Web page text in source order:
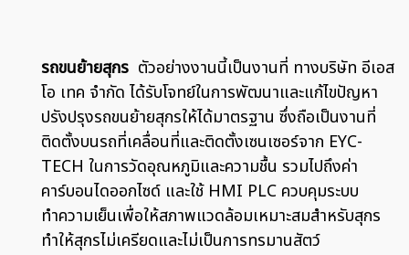
รถขนย้ายสุกร ตัวอย่างงานนี้เป็นงานที่ ทางบริษัท อีเอส
โอ เทค จำกัด ได้รับโจทย์ในการพัฒนาและแก้ไขปัญหา
ปรังปรุงรถขนย้ายสุกรให้ได้มาตรฐาน ซึ่งถือเป็นงานที่
ติดตั้งบนรถที่เคลื่อนที่และติดตั้งเซนเซอร์จาก EYC-
TECH ในการวัดอุณหภูมิและความชื้น รวมไปถึงค่า
คาร์บอนไดออกไซด์ และใช้ HMI PLC ควบคุมระบบ
ทำความเย็นเพื่อให้สภาพแวดล้อมเหมาะสมสำหรับสุกร
ทำให้สุกรไม่เครียดและไม่เป็นการทรมานสัตว์